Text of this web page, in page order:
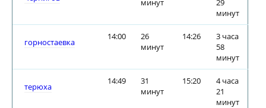
минут
29
минут
горностаевка
14:00
26
минут
14:26
3 часа
58
минут
терюха
14:49
31
минут
15:20
4 часа
21
минут